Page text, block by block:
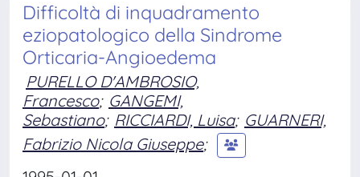
Difficoltà di inquadramento
eziopatologico della Sindrome
Orticaria-Angioedema
PURELLO D'AMBROSIO,
Francesco; GANGEMI,
Sebastiano; RICCIARDI, Luisa; GUARNERI,
Fabrizio Nicola Giuseppe;